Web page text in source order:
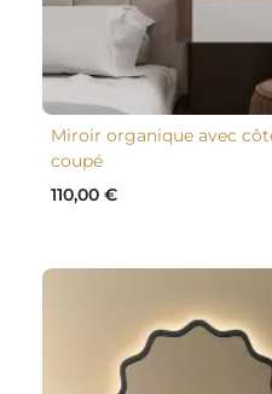
Miroir organique avec
coupé
110,00 €